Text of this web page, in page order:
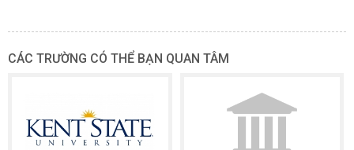
CÁC TRƯỜNG CÓ THỂ BẠN QUAN TÂM